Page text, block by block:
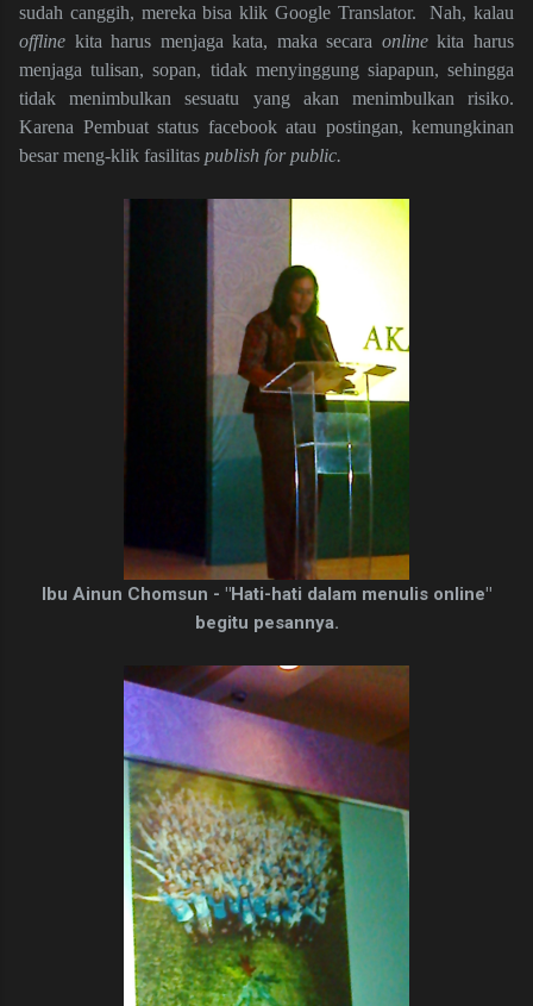
sudah canggih, mereka bisa klik Google Translator. Nah, kalau
offline kita harus menjaga kata, maka secara onlinekita harus
menjaga tulisan, sopan, tidak menyinggung siapapun, sehingga
tidak menimbulkan sesuatu yang akan menimbulkan risiko.
Karena Pembuat status facebook atau postingan, kemungkinan
besar meng-klik fasilitas publish for public.
Ibu Ainun Chomsun - "Hati-hati dalam menulis online"
begitu pesannya.